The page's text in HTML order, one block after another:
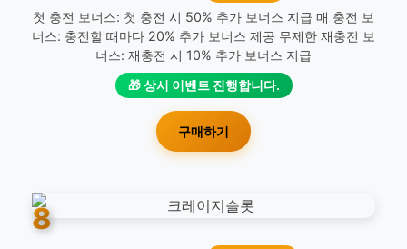
첫 충전 보너스: 첫 충전 시 50% 추가 보너스 지급 매 충전 보
너스: 충전할 때마다 20% 추가 보너스 제공 무제한 재충전 보
너스: 재충전 시 10% 추가 보너스 지급
🎁 상시 이벤트 진행합니다.
구매하기
8